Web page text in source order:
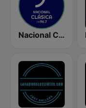
Nacional Clásica